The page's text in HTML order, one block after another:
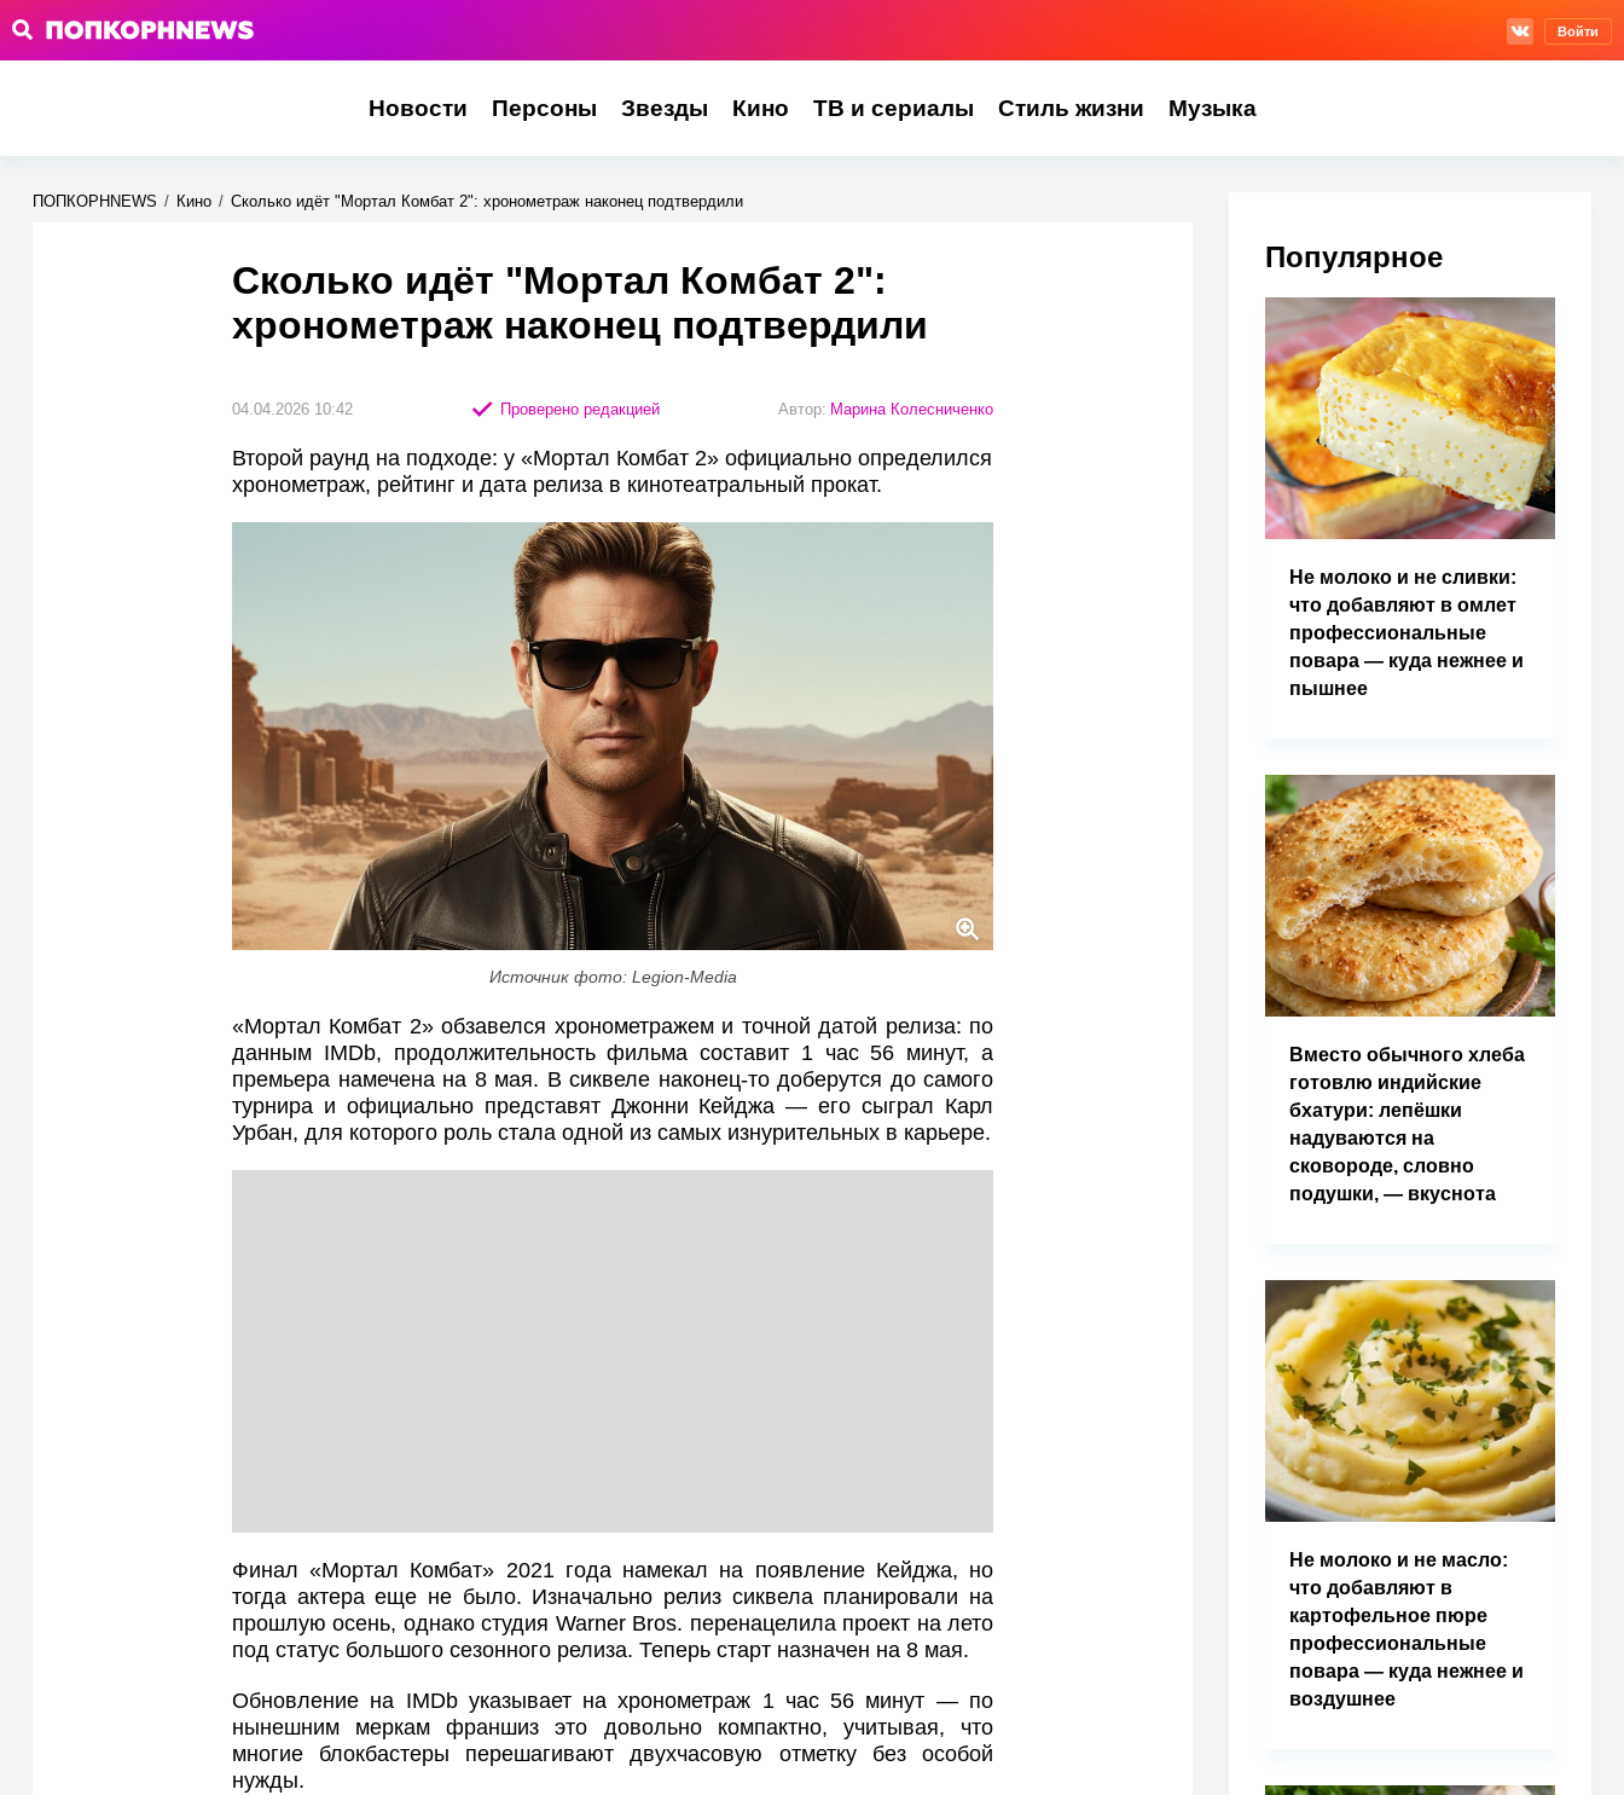
Войти
Новости Персоны Звезды Кино ТВ и сериалы Стиль жизни Музыка
ПОПКОРНNEWS / Кино / Сколько идёт "Мортал Комбат 2": хронометраж наконец подтвердили
Сколько идёт "Мортал Комбат 2":
хронометраж наконец подтвердили
04.04.2026 10:42 Проверено редакцией Автор: Марина Колесниченко
Второй раунд на подходе: у «Мортал Комбат 2» официально определился
хронометраж, рейтинг и дата релиза в кинотеатральный прокат.
Источник фото: Legion-Media
«Мортал Комбат 2» обзавелся хронометражем и точной датой релиза: по
данным IMDb, продолжительность фильма составит 1 час 56 минут, а
премьера намечена на 8 мая. В сиквеле наконец-то доберутся до самого
турнира и официально представят Джонни Кейджа — его сыграл Карл
Урбан, для которого роль стала одной из самых изнурительных в карьере.
Финал «Мортал Комбат» 2021 года намекал на появление Кейджа, но
тогда актера еще не было. Изначально релиз сиквела планировали на
прошлую осень, однако студия Warner Bros. перенацелила проект на лето
под статус большого сезонного релиза. Теперь старт назначен на 8 мая.
Обновление на IMDb указывает на хронометраж 1 час 56 минут — по
нынешним меркам франшиз это довольно компактно, учитывая, что
многие блокбастеры перешагивают двухчасовую отметку без особой
нужды.
Популярное
Не молоко и не сливки:
что добавляют в омлет
профессиональные
повара — куда нежнее и
пышнее
Вместо обычного хлеба
готовлю индийские
бхатури: лепёшки
надуваются на
сковороде, словно
подушки, — вкуснота
Не молоко и не масло:
что добавляют в
картофельное пюре
профессиональные
повара — куда нежнее и
воздушнее